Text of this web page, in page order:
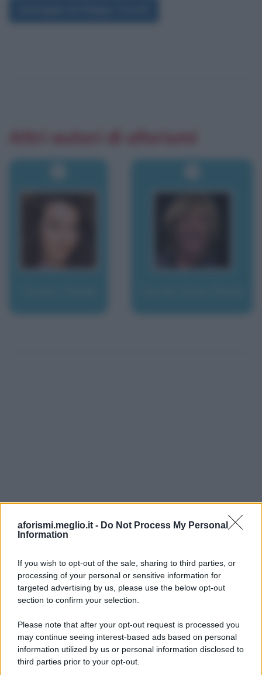
aforismi.meglio.it - Do Not Process My Personal
Information
If you wish to opt-out of the sale, sharing to third parties, or
processing of your personal or sensitive information for
targeted advertising by us, please use the below opt-out
section to confirm your selection.
Please note that after your opt-out request is processed you
may continue seeing interest-based ads based on personal
information utilized by us or personal information disclosed to
third parties prior to your opt-out.
Ricevi LE FRASI PIÙ BELLE via e-mail
E-mail